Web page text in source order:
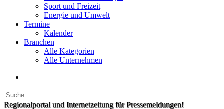
Sport und Freizeit
Energie und Umwelt
Termine
Kalender
Branchen
Alle Kategorien
Alle Unternehmen
Regionalportal und Internetzeitung für Pressemeldungen!